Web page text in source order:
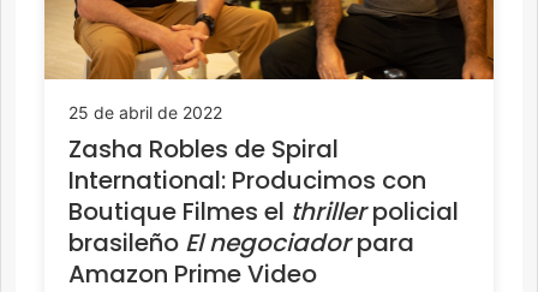
25 de abril de 2022
Zasha Robles de Spiral
International: Producimos con
Boutique Filmes el thrillerpolicial
brasileño El negociadorpara
Amazon Prime Video